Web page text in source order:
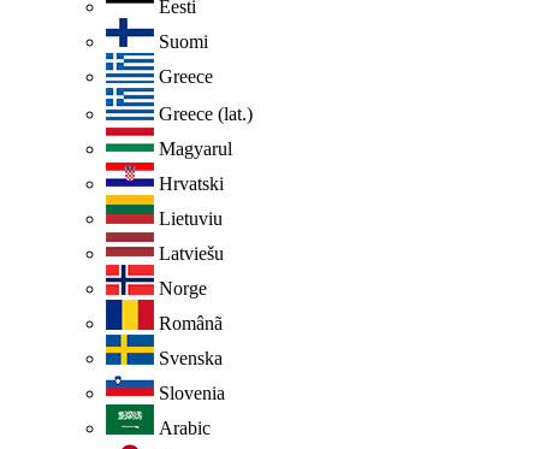
Eesti
Suomi
Greece
Greece (lat.)
Magyarul
Hrvatski
Lietuviu
Latviešu
Norge
Românã
Svenska
Slovenia
Arabic